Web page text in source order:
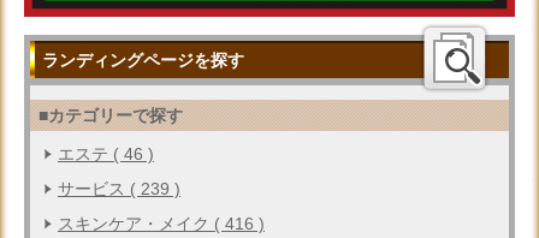
ランディングページを探す
■カテゴリーで探す
エステ ( 46 )
サービス ( 239 )
スキンケア・メイク ( 416 )